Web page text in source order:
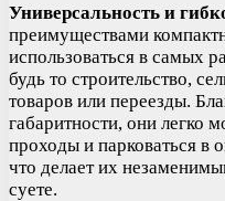
Универсальность и
преимуществами
использоваться в самых
будь то строительство,
товаров или переезды.
габаритности, они легко
проходы и парковаться в
что делает их
суете.